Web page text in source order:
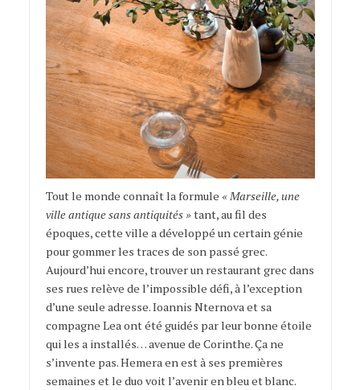
Tout le monde connaît la formule « Marseille, une
ville antique sans antiquités »tant, au fil des
époques, cette ville a développé un certain génie
pour gommer les traces de son passé grec.
Aujourd’hui encore, trouver un restaurant grec dans
ses rues relève de l’impossible défi, à l’exception
d’une seule adresse. Ioannis Nternova et sa
compagne Lea ont été guidés par leur bonne étoile
qui les a installés… avenue de Corinthe. Ça ne
s’invente pas. Hemera en est à ses premières
semaines et le duo voit l’avenir en bleu et blanc.